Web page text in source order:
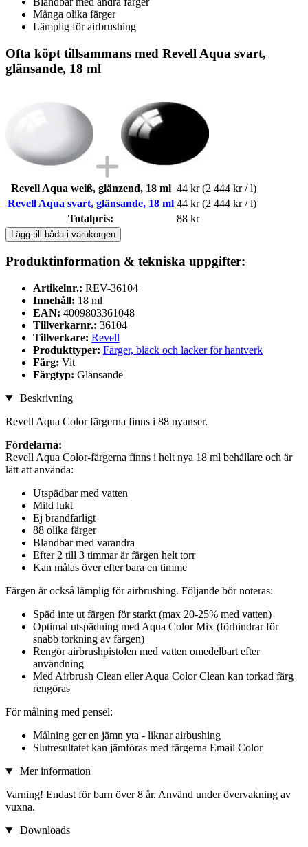
Många olika färger
Lämplig för airbrushing
Ofta köpt tillsammans med Revell Aqua svart,
glänsande, 18 ml
Revell Aqua weiß, glänzend, 18 ml 44 kr (2 444 kr / l)
Revell Aqua svart, glänsande, 18 ml 44 kr (2 444 kr / l)
Totalpris:
88 kr
Lägg till båda i varukorgen
Produktinformation & tekniska uppgifter:
Artikelnr.: REV-36104
Innehåll: 18 ml
EAN: 4009803361048
Tillverkarnr.: 36104
Tillverkare: Revell
Produkttyper: Färger, bläck och lacker för hantverk
Färg: Vit
Färgtyp: Glänsande
Beskrivning
Revell Aqua Color färgerna finns i 88 nyanser.
Fördelarna:
Revell Aqua Color-färgerna finns i helt nya 18 ml behållare och är
lätt att använda:
Utspädbar med vatten
Mild lukt
Ej brandfarligt
88 olika färger
Blandbar med varandra
Efter 2 till 3 timmar är färgen helt torr
Kan målas över efter bara en timme
Färgen är också lämplig för airbrushing. Följande bör noteras:
Späd inte ut färgen för starkt (max 20-25% med vatten)
Optimal utspädning med Aqua Color Mix (förhindrar för
snabb torkning av färgen)
Rengör airbrushpistolen med vatten omedelbart efter
användning
Med Airbrush Clean eller Aqua Color Clean kan torkad färg
rengöras
För målning med pensel:
Målning ger en jämn yta - liknar airbushing
Slutresultatet kan jämföras med färgerna Email Color
Mer information
Varning! Endast för barn över 8 år. Använd under övervakning av
vuxna.
Downloads